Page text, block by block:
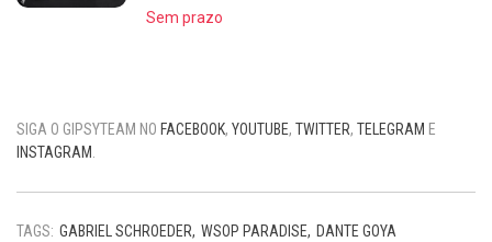
Sem prazo
SIGA O GIPSYTEAM NO FACEBOOK, YOUTUBE, TWITTER, TELEGRAM E
INSTAGRAM.
TAGS: GABRIEL SCHROEDER WSOP PARADISE DANTE GOYA